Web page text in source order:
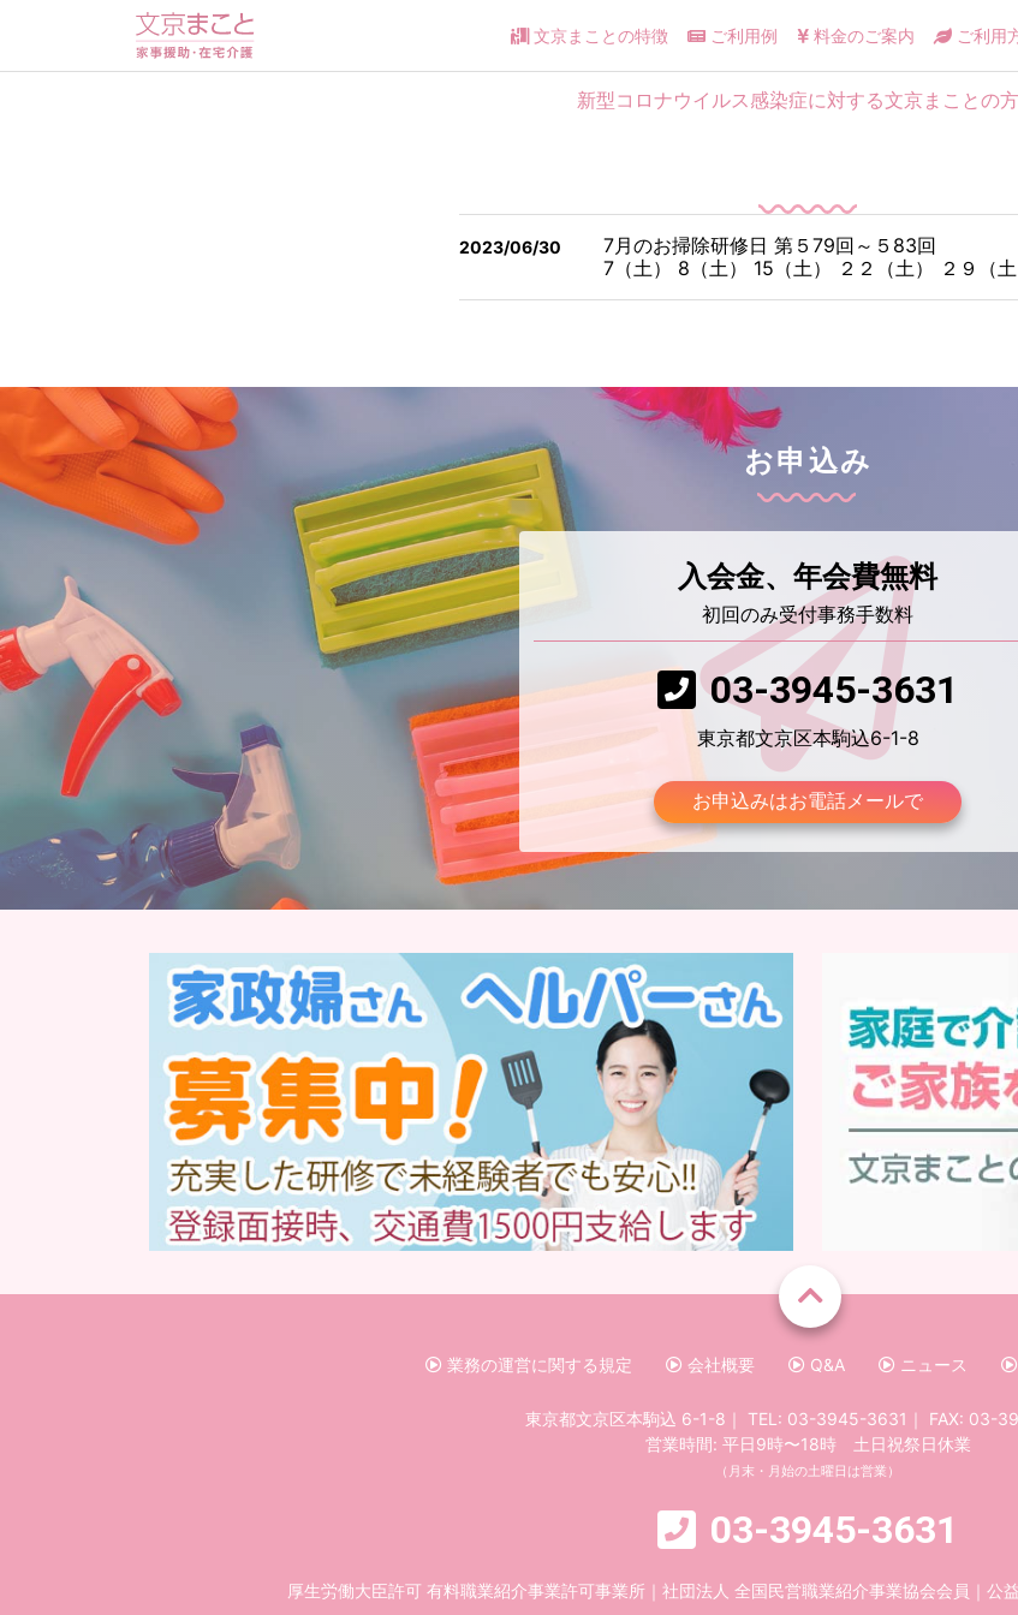
文京まことの特徴 ご利用例 料金のご案内 ご利用
新型コロナウイルス感染症に対する文京まことの
7月のお掃除研修日 第５79回～５83回
7（土） 8（土） 15（土） ２２（土） ２９（土
2023/06/30
お申込み
入会金、年会費無料
初回のみ受付事務手数料
03-3945-3631
東京都文京区本駒込6-1-8
お申込みはお電話メールで
業務の運営に関する規定 会社概要 Q&A ニュース
東京都文京区本駒込 6-1-8 ｜ TEL: 03-3945-3631 ｜
FAX: 03-
営業時間: 平日9時〜18時 土日祝祭日休業
（月末・月始の土曜日は営業）
03-3945-3631
厚生労働大臣許可 有料職業紹介事業許可事業所 ｜ 社団法人 全国民営職業紹介事業協会会員 ｜ 公